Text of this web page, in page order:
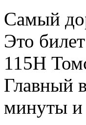
Самый
Это
115Н
Главный
минуты и